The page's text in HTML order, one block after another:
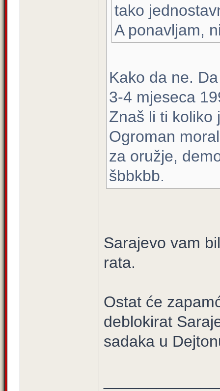
tako
A ponavljam,
Kako da ne.
3-4 mjeseca
Znaš li ti koliko
Ogroman
za oružje,
šbbkbb.
Sarajevo vam
rata.
Ostat će
deblokirat
sadaka u